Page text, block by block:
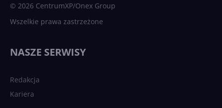
© 2026 CentrumXP/Onex Group
Wszelkie prawa zastrzeżone
NASZE SERWISY
Redakcja
Kariera